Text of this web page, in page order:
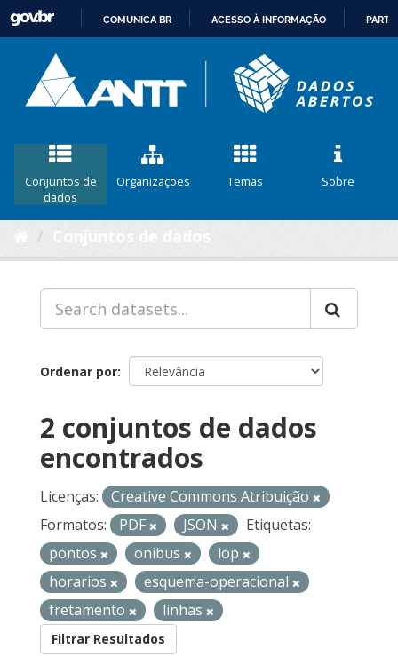
CONTEÚDO
COMUNICA BR ACESSO À INFORMAÇÃO
Conjuntos de
dados
Organizações Temas Sobre
Ordenar por
2 conjuntos de dados
encontrados
Licenças:
Creative Commons Atribuição
Formatos:
PDF JSON
Etiquetas:
pontos
onibus
lop
horarios
esquema-operacional
fretamento
linhas
Filtrar Resultados